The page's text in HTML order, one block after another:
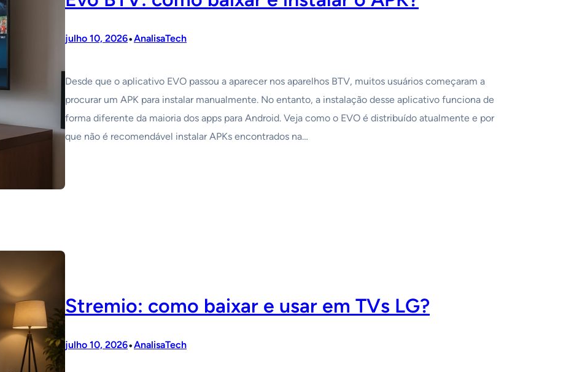
julho 10, 2026•AnalisaTech
Desde que o aplicativo EVO passou a aparecer nos aparelhos BTV, muitos usuários começaram a
procurar um APK para instalar manualmente. No entanto, a instalação desse aplicativo funciona de
forma diferente da maioria dos apps para Android. Veja como o EVO é distribuído atualmente e por
que não é recomendável instalar APKs encontrados na…
Stremio: como baixar e usar em TVs LG?
julho 10, 2026•AnalisaTech